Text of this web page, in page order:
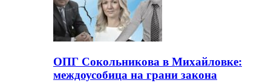
ОПГ Сокольникова в Михайловке:
междоусобица на грани закона